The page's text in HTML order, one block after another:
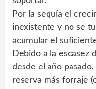
Por la sequía el
inexistente y no se
acumular el
Debido a la escasez
desde el año
reserva más forraje